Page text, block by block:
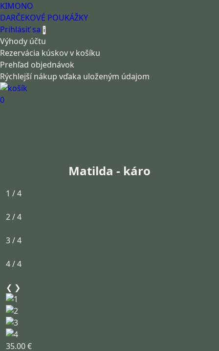
KIMONO
DARČEKOVÉ POUKÁŽKY
Prihlásiť sa i
Výhody účtu
Rezervácia kúskov v košíku
Prehľad objednávok
Rýchlejší nákup vďaka uloženým údajom
0
Matilda - káro
1 / 4
2 / 4
3 / 4
4 / 4
❮ ❯
35.00 €